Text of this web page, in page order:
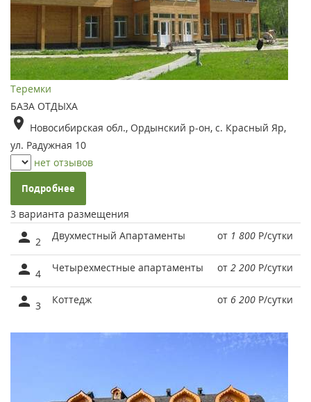
Теремки
БАЗА ОТДЫХА
Новосибирская обл., Ордынский р-он, с. Красный Яр,
ул. Радужная 10
нет отзывов
Подробнее
3 варианта размещения
2 Двухместный Апартаменты от 1 800 Р/сутки
4 Четырехместные апартаменты от 2 200 Р/сутки
3 Коттедж от 6 200 Р/сутки